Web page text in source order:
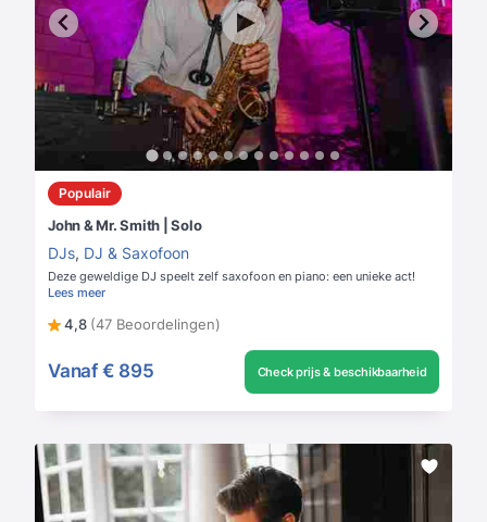
Populair
John & Mr. Smith | Solo
DJs, DJ & Saxofoon
Deze geweldige DJ speelt zelf saxofoon en piano: een unieke act!
Lees meer
4,8 (47 Beoordelingen)
Vanaf € 895 Check prijs & beschikbaarheid